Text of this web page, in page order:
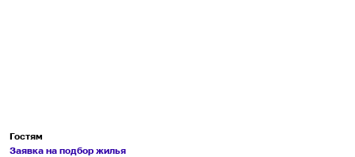
Гостям
Заявка на подбор жилья